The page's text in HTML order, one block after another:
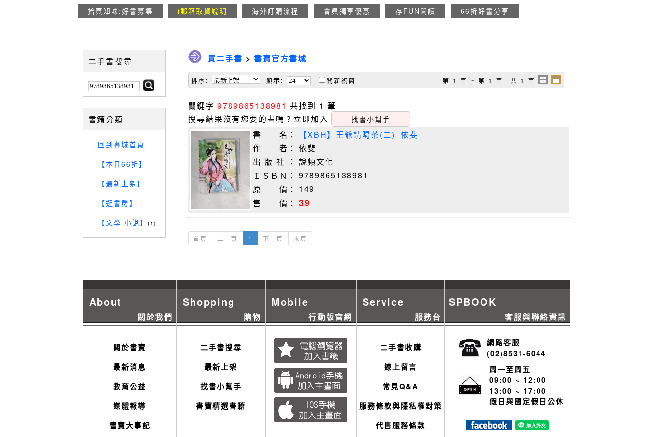
拾頁知味:好書募集 i郵箱取貨說明 海外訂購流程 會員獨享優惠 存FUN閱讀 66折好書分享
二手書搜尋
書籍分類
回到書城首頁
【本日66折】
【最新上架】
【逛書房】
【文學 小說】
(1)
買二手書 > 書寶官方書城
排序: 顯示: 開新視窗 第 1 筆 ~ 第 1 筆 共 1 筆
關鍵字 9789865138981 共找到 1 筆
搜尋結果沒有您要的書嗎？立即加入
找書小幫手
書 名：
【XBH】王爺請喝茶(二)_依斐
作 者： 依斐
出 版 社 ： 說頻文化
ＩＳＢＮ： 9789865138981
原 價： 149
售 價： 39
首頁 上一頁 1 下一頁 末頁
About
關於我們
關於書寶
最新消息
教育公益
媒體報導
書寶大事記
Shopping
購物
二手書搜尋
最新上架
找書小幫手
書寶精選書籍
Mobile
行動版官網
Service
服務台
二手書收購
線上留言
常見Q&A
服務條款與隱私權對策
代售服務條款
SPBOOK
客服與聯絡資訊
網路客服
(02)8531-6044
周一至周五
09:00 ~ 12:00
13:00 ~ 17:00
假日與國定假日公休